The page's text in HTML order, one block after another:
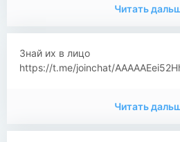
Читать
Знай их в лицо
https://t.me/joinchat/
Читать